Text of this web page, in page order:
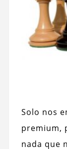
Solo nos
premium,
nada que